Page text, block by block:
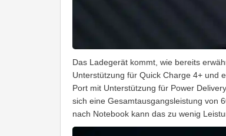
Das Ladegerät kommt, wie bereits
Unterstützung für Quick Charge 4+ und
Port mit Unterstützung für Power
sich eine Gesamtausgangsleistung von
nach Notebook kann das zu wenig